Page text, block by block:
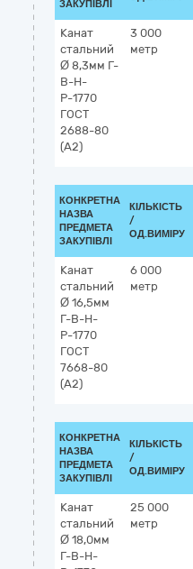
ЗАКУПІВЛІ
Канат
стальний
Ø 8,3мм Г-
В-Н-
Р-1770
ГОСТ
2688-80
(А2)
3 000
метр
КОНКРЕТНА
НАЗВА
ПРЕДМЕТА
ЗАКУПІВЛІ
КІЛЬКІСТЬ
/
ОД.ВИМІРУ
Канат
стальний
Ø 16,5мм
Г-В-Н-
Р-1770
ГОСТ
7668-80
(А2)
6 000
метр
КОНКРЕТНА
НАЗВА
ПРЕДМЕТА
ЗАКУПІВЛІ
КІЛЬКІСТЬ
/
ОД.ВИМІРУ
Канат
стальний
Ø 18,0мм
Г-В-Н-
25 000
метр